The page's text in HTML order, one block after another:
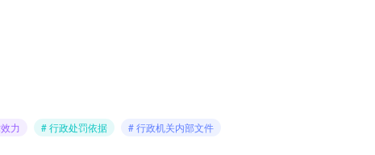
力 # 行政处罚依据 # 行政机关内部文件